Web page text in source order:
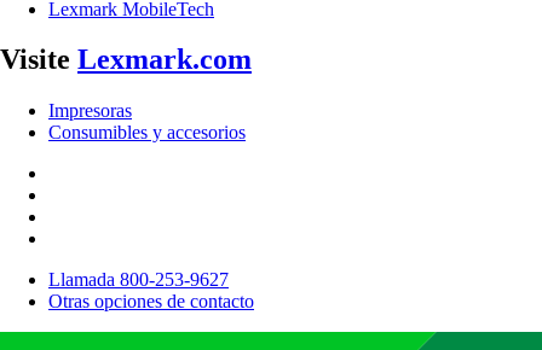
Lexmark MobileTech
Visite Lexmark.com
Impresoras
Consumibles y accesorios
Llamada 800-253-9627
Otras opciones de contacto